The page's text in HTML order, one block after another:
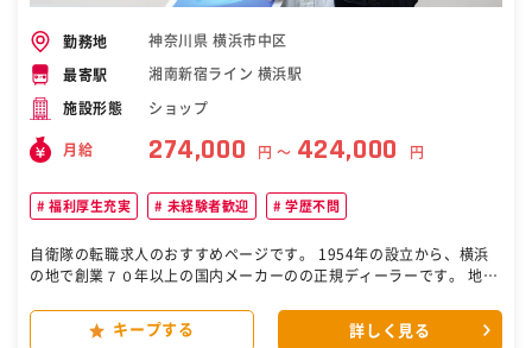
勤務地 神奈川県 横浜市中区
最寄駅 湘南新宿ライン 横浜駅
施設形態 ショップ
月給 274,000 円 〜 424,000 円
福利厚生充実 未経験者歓迎 学歴不問
自衛隊の転職求人のおすすめページです。 1954年の設立から、横浜
の地で創業７０年以上の国内メーカーのの正規ディーラーです。 地
に、常に自動車整備の新技術を追求しながら、創業以来、安定経営を
続けています。 ◆せっかく購入した自動車に長く安心してお乗り頂く
キープする 詳しく見る